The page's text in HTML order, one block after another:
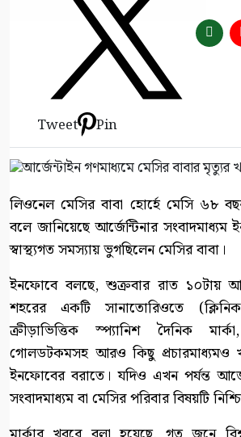
Tweet Pin
লিওনেল মেসির বাবা হোর্হে মেসি ৬৮
বলে জানিয়েছে আর্জেন্টিনার সংবাদমাধ্যম
স্বাস্থ্যগত সমস্যায় ভুগছিলেন মেসির বাবা।
ইনফোবে বলছে, শুক্রবার রাত ১০টায়
শহরের একটি সানাতোরিওতে
ক্রীড়াভিত্তিক স্প্যানিশ দৈনিক
গোলডটকমসহ আরও কিছু প্রচারমাধ্যমও
ইনফোবের বরাতে। যদিও এখন পর্যন্ত
সংবাদমাধ্যম বা মেসির পরিবার বিষয়টি